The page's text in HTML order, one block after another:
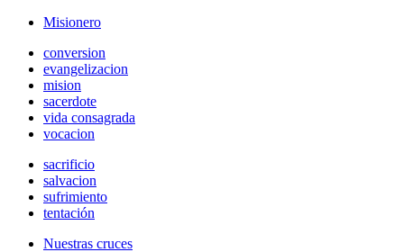
Misionero
conversion
evangelizacion
mision
sacerdote
vida consagrada
vocacion
sacrificio
salvacion
sufrimiento
tentación
Nuestras cruces